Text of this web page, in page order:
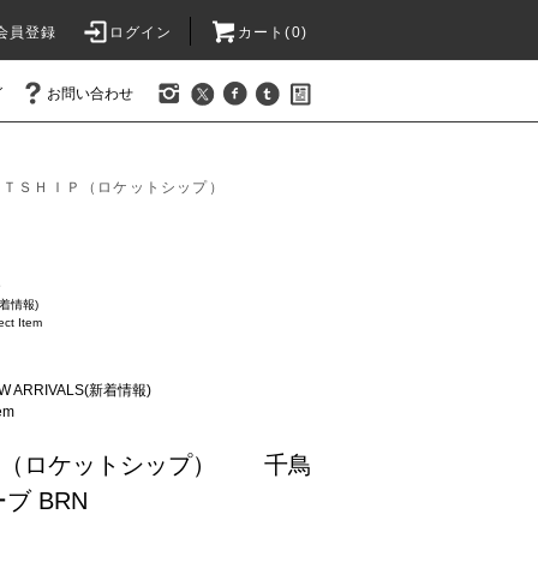
員登録 ログイン カート(0)
お問い合わせ
ＳＨＩＰ（ロケットシップ）
情報)
Item
ARRIVALS(新着情報)
（ロケットシップ） 千鳥
BRN